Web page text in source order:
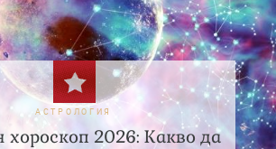
АСТРОЛОГИЯ
2026: Какво да